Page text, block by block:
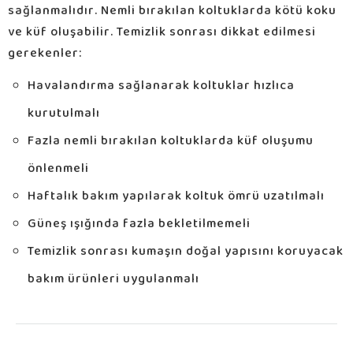
sağlanmalıdır. Nemli bırakılan koltuklarda kötü koku
ve küf oluşabilir. Temizlik sonrası dikkat edilmesi
gerekenler:
Havalandırma sağlanarak koltuklar hızlıca
kurutulmalı
Fazla nemli bırakılan koltuklarda küf oluşumu
önlenmeli
Haftalık bakım yapılarak koltuk ömrü uzatılmalı
Güneş ışığında fazla bekletilmemeli
Temizlik sonrası kumaşın doğal yapısını koruyacak
bakım ürünleri uygulanmalı